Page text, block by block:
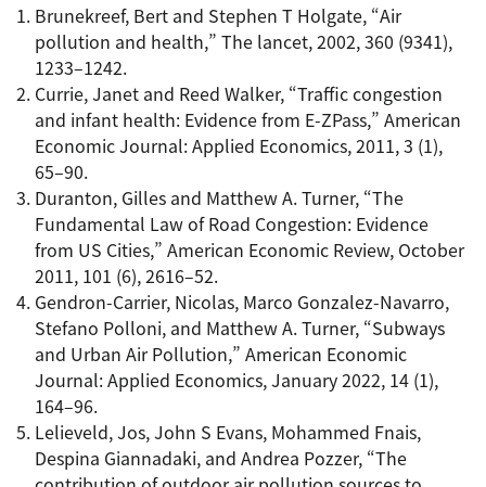
Brunekreef, Bert and Stephen T Holgate, “Air
pollution and health,” The lancet, 2002, 360 (9341),
1233–1242.
Currie, Janet and Reed Walker, “Traffic congestion
and infant health: Evidence from E-ZPass,” American
Economic Journal: Applied Economics, 2011, 3 (1),
65–90.
Duranton, Gilles and Matthew A. Turner, “The
Fundamental Law of Road Congestion: Evidence
from US Cities,” American Economic Review, October
2011, 101 (6), 2616–52.
Gendron-Carrier, Nicolas, Marco Gonzalez-Navarro,
Stefano Polloni, and Matthew A. Turner, “Subways
and Urban Air Pollution,” American Economic
Journal: Applied Economics, January 2022, 14 (1),
164–96.
Lelieveld, Jos, John S Evans, Mohammed Fnais,
Despina Giannadaki, and Andrea Pozzer, “The